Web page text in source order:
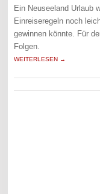
Ein Neuseeland Urlaub
Einreiseregeln noch
gewinnen könnte. Für
Folgen.
WEITERLESEN →